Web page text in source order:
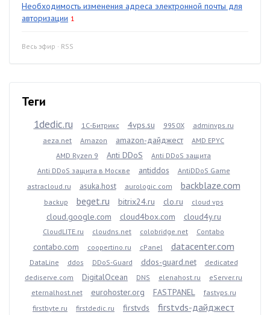
Необходимость изменения адреса электронной почты для
авторизации 1
Весь эфир · RSS
Теги
1dedic.ru 1С-Битрикс 4vps.su 9950X
adminvps.ru
aeza.net
Amazon amazon-дайджест
AMD EPYC
AMD Ryzen 9
Anti DDoS
Anti DDoS защита
Anti DDoS защита в Москве
antiddos
AntiDDoS Game
astracloud.ru
asuka.host aurologic.com backblaze.com
backup beget.ru bitrix24.ru clo.ru cloud vps
cloud.google.com cloud4box.com cloud4y.ru
CloudLITE.ru cloudns.net colobridge.net Contabo
contabo.com coopertino.ru cPanel datacenter.com
DataLine ddos DDoS-Guard ddos-guard.net
dedicated
dediserve.com
DigitalOcean DNS elenahost.ru
eServer.ru
eternalhost.net
eurohoster.org FASTPANEL
fastvps.ru
firstbyte.ru
firstdedic.ru firstvds firstvds-дайджест